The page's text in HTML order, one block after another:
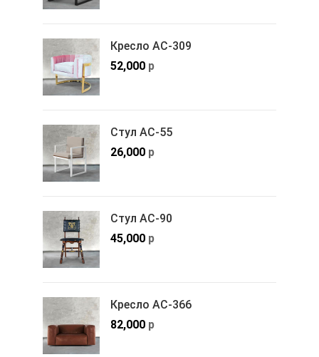
Кресло АС-309
52,000 р
Стул АС-55
26,000 р
Стул АС-90
45,000 р
Кресло АС-366
82,000 р